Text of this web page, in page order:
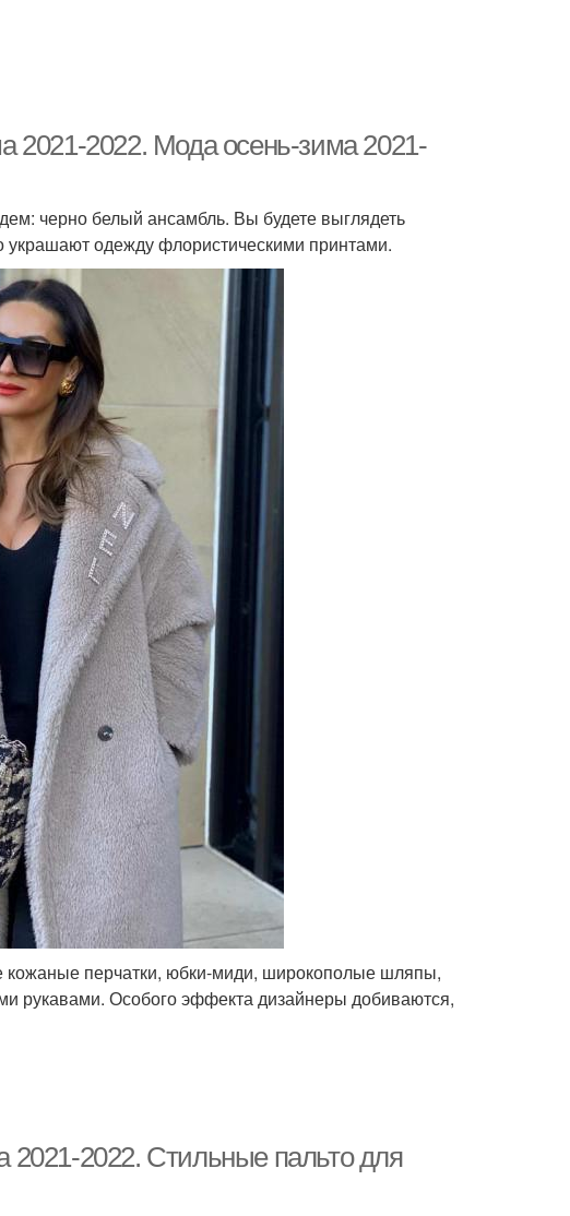
2021-2022. Мода осень-зима 2021-
черно белый ансамбль. Вы будете выглядеть
украшают одежду флористическими принтами.
перчатки, юбки-миди, широкополые шляпы,
рукавами. Особого эффекта дизайнеры добиваются,
2022. Стильные пальто для